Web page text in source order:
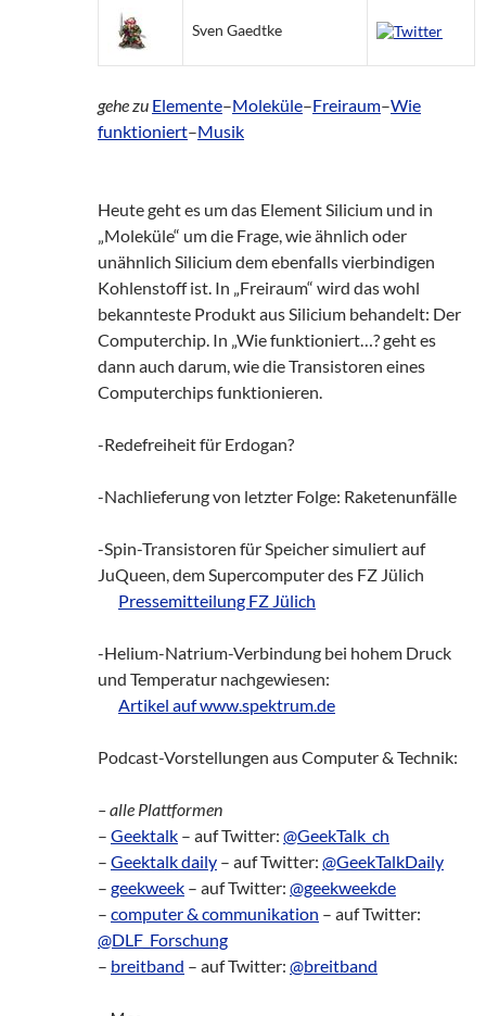
Sven Gaedtke
gehe zu Elemente–Moleküle–Freiraum–Wie
funktioniert–Musik
Heute geht es um das Element Silicium und in
„Moleküle“ um die Frage, wie ähnlich oder
unähnlich Silicium dem ebenfalls vierbindigen
Kohlenstoff ist. In „Freiraum“ wird das wohl
bekannteste Produkt aus Silicium behandelt: Der
Computerchip. In „Wie funktioniert…? geht es
dann auch darum, wie die Transistoren eines
Computerchips funktionieren.
-Redefreiheit für Erdogan?
-Nachlieferung von letzter Folge: Raketenunfälle
-Spin-Transistoren für Speicher simuliert auf
JuQueen, dem Supercomputer des FZ Jülich
Pressemitteilung FZ Jülich
-Helium-Natrium-Verbindung bei hohem Druck
und Temperatur nachgewiesen:
Artikel auf www.spektrum.de
Podcast-Vorstellungen aus Computer & Technik:
– alle Plattformen
– Geektalk – auf Twitter: @GeekTalk_ch
– Geektalk daily – auf Twitter: @GeekTalkDaily
– geekweek – auf Twitter: @geekweekde
– computer & communikation – auf Twitter:
@DLF_Forschung
– breitband – auf Twitter: @breitband